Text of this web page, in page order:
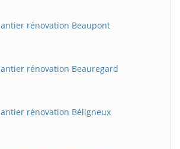
rénovation Beaupont
rénovation Beauregard
rénovation Béligneux